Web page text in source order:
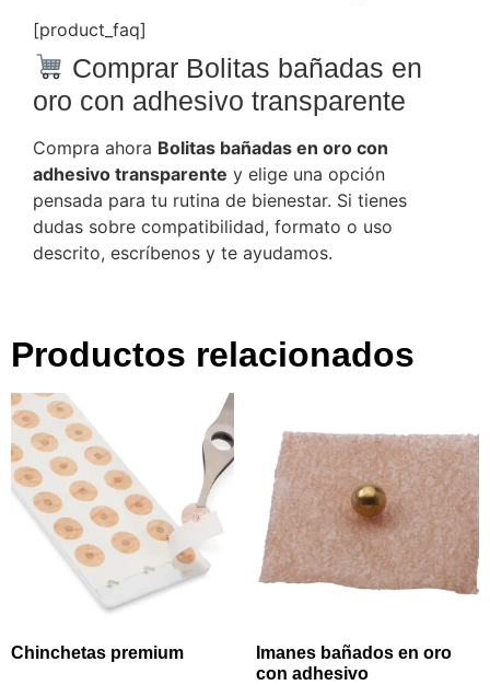
[product_faq]
Comprar Bolitas bañadas en
oro con adhesivo transparente
Compra ahora Bolitas bañadas en oro con
adhesivo transparente y elige una opción
pensada para tu rutina de bienestar. Si tienes
dudas sobre compatibilidad, formato o uso
descrito, escríbenos y te ayudamos.
Productos relacionados
Chinchetas premium
Imanes bañados en oro
con adhesivo